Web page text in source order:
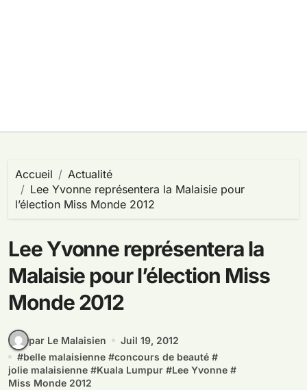
Accueil
Actualité
Lee Yvonne représentera la Malaisie pour
l’élection Miss Monde 2012
Lee Yvonne représentera la
Malaisie pour l’élection Miss
Monde 2012
par Le Malaisien
Juil 19, 2012
#belle malaisienne #concours de beauté #
jolie malaisienne #Kuala Lumpur #Lee Yvonne #
Miss Monde 2012